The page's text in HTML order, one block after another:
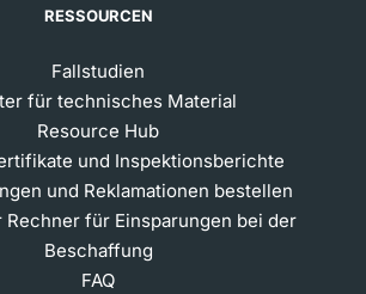
RESSOURCEN
Fallstudien
für technisches Material
Resource Hub
und Inspektionsberichte
und Reklamationen bestellen
Rechner für Einsparungen bei der
Beschaffung
FAQ